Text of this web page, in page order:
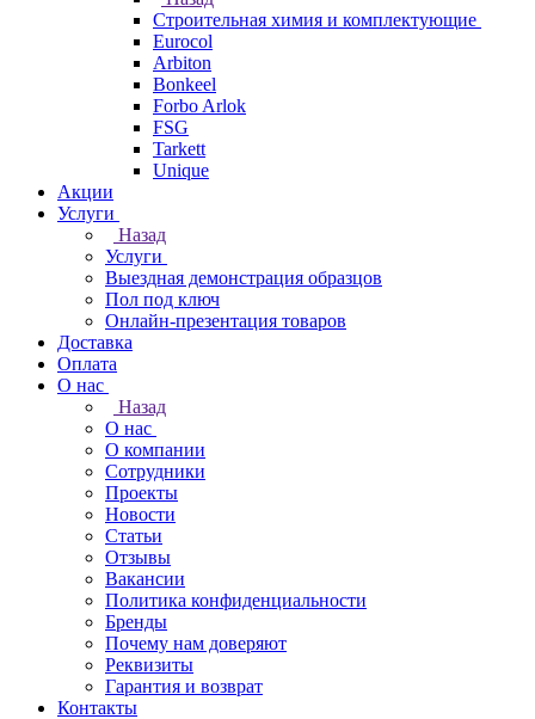
Строительная химия и комплектующие
Eurocol
Arbiton
Bonkeel
Forbo Arlok
FSG
Tarkett
Unique
Акции
Услуги
Назад
Услуги
Выездная демонстрация образцов
Пол под ключ
Онлайн-презентация товаров
Доставка
Оплата
О нас
Назад
О нас
О компании
Сотрудники
Проекты
Новости
Статьи
Отзывы
Вакансии
Политика конфиденциальности
Бренды
Почему нам доверяют
Реквизиты
Гарантия и возврат
Контакты